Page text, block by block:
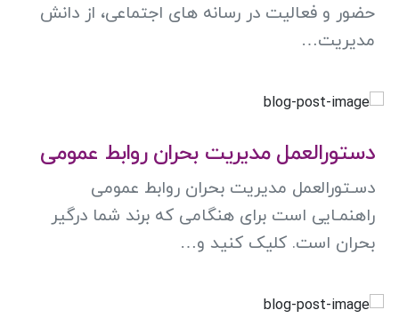
حضور و فعالیت در رسانه های اجتماعی، از دانش
مدیریت…
دستورالعمل مدیریت بحران روابط عمومی
دسـتورالعمل مدیریت بحران روابط عمومی
راهنمـایی است برای هنگامی که برند شما درگیر
بحران است. کلیک کنید و…